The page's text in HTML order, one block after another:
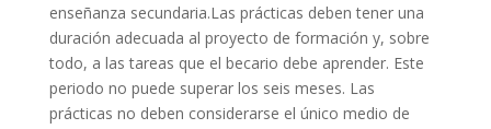
enseñanza secundaria.Las prácticas deben tener una
duración adecuada al proyecto de formación y, sobre
todo, a las tareas que el becario debe aprender. Este
periodo no puede superar los seis meses. Las
prácticas no deben considerarse el único medio de